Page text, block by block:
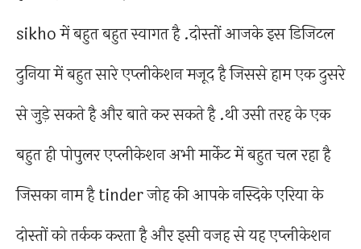
sikho में बहुत बहुत स्वागत है .दोस्तों आजके इस डिजिटल
दुनिया में बहुत सारे एप्लीकेशन मजूद है जिससे हाम एक दुसरे
से जुड़े सकते है और बाते कर सकते है .थी उसी तरह के एक
बहुत ही पोपुलर एप्लीकेशन अभी मार्केट में बहुत चल रहा है
जिसका नाम है tinder जोह की आपके नस्दिके एरिया के
दोस्तों को तर्कक करता है और इसी वजह से यह एप्लीकेशन